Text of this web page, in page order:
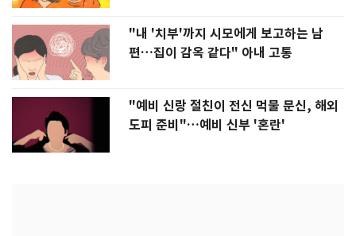
"내 '치부'까지 시모에게 보고하는 남
편…집이 감옥 같다" 아내 고통
"예비 신랑 절친이 전신 먹물 문신, 해외
도피 준비"…예비 신부 '혼란'